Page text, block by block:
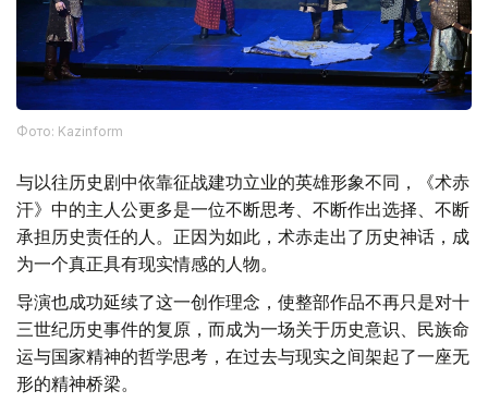
Фото: Kazinform
与以往历史剧中依靠征战建功立业的英雄形象不同，《术赤
汗》中的主人公更多是一位不断思考、不断作出选择、不断
承担历史责任的人。正因为如此，术赤走出了历史神话，成
为一个真正具有现实情感的人物。
导演也成功延续了这一创作理念，使整部作品不再只是对十
三世纪历史事件的复原，而成为一场关于历史意识、民族命
运与国家精神的哲学思考，在过去与现实之间架起了一座无
形的精神桥梁。